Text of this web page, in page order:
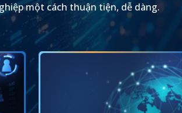
một cách thuận tiện, dễ dàng.